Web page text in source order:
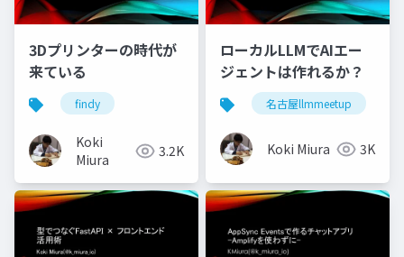
3Dプリンターの時代が
来ている
findy
Koki
Miura
3.2K
ローカルLLMでAIエー
ジェントは作れるか？
名古屋llmmeetup
Koki Miura 3K